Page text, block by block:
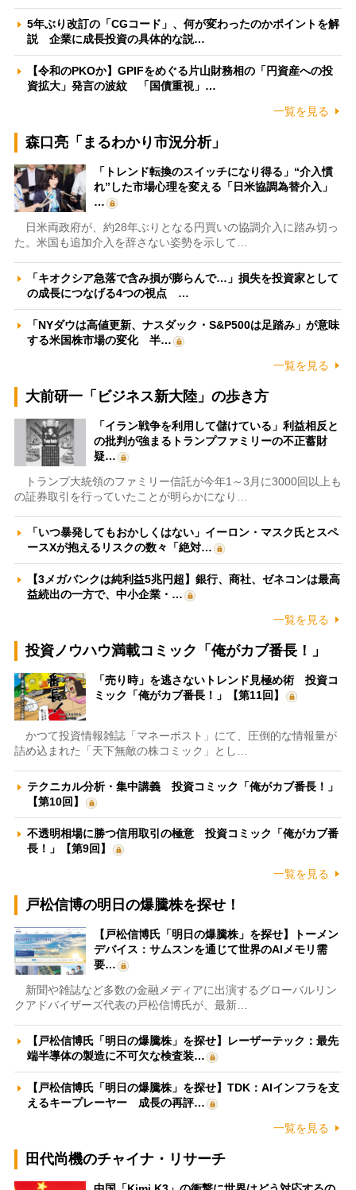
5年ぶり改訂の「CGコード」、何が変わったのかポイントを解
説 企業に成長投資の具体的な説…
【令和のPKOか】GPIFをめぐる片山財務相の「円資産への投
資拡大」発言の波紋 「国債重視」…
一覧を見る
森口亮「まるわかり市況分析」
「トレンド転換のスイッチになり得る」“介入慣
れ”した市場心理を変える「日米協調為替介入」
…
日米両政府が、約28年ぶりとなる円買いの協調介入に踏み切っ
た。米国も追加介入を辞さない姿勢を示して…
「キオクシア急落で含み損が膨らんで…」損失を投資家として
の成長につなげる4つの視点 …
「NYダウは高値更新、ナスダック・S&P500は足踏み」が意味
する米国株市場の変化 半…
一覧を見る
大前研一「ビジネス新大陸」の歩き方
「イラン戦争を利用して儲けている」利益相反と
の批判が強まるトランプファミリーの不正蓄財
疑…
トランプ大統領のファミリー信託が今年1～3月に3000回以上も
の証券取引を行っていたことが明らかになり…
「いつ暴発してもおかしくはない」イーロン・マスク氏とスペ
ースXが抱えるリスクの数々「絶対…
【3メガバンクは純利益5兆円超】銀行、商社、ゼネコンは最高
益続出の一方で、中小企業・…
一覧を見る
投資ノウハウ満載コミック「俺がカブ番長！」
「売り時」を逃さないトレンド見極め術 投資コ
ミック「俺がカブ番長！」【第11回】
かつて投資情報雑誌「マネーポスト」にて、圧倒的な情報量が
詰め込まれた「天下無敵の株コミック」とし…
テクニカル分析・集中講義 投資コミック「俺がカブ番長！」
【第10回】
不透明相場に勝つ信用取引の極意 投資コミック「俺がカブ番
長！」【第9回】
一覧を見る
戸松信博の明日の爆騰株を探せ！
【戸松信博氏「明日の爆騰株」を探せ】トーメン
デバイス：サムスンを通じて世界のAIメモリ需
要…
新聞や雑誌など多数の金融メディアに出演するグローバルリン
クアドバイザーズ代表の戸松信博氏が、最新…
【戸松信博氏「明日の爆騰株」を探せ】レーザーテック：最先
端半導体の製造に不可欠な検査装…
【戸松信博氏「明日の爆騰株」を探せ】TDK：AIインフラを支
えるキープレーヤー 成長の再評…
一覧を見る
田代尚機のチャイナ・リサーチ